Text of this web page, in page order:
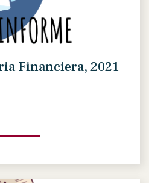
Financiera, 2021